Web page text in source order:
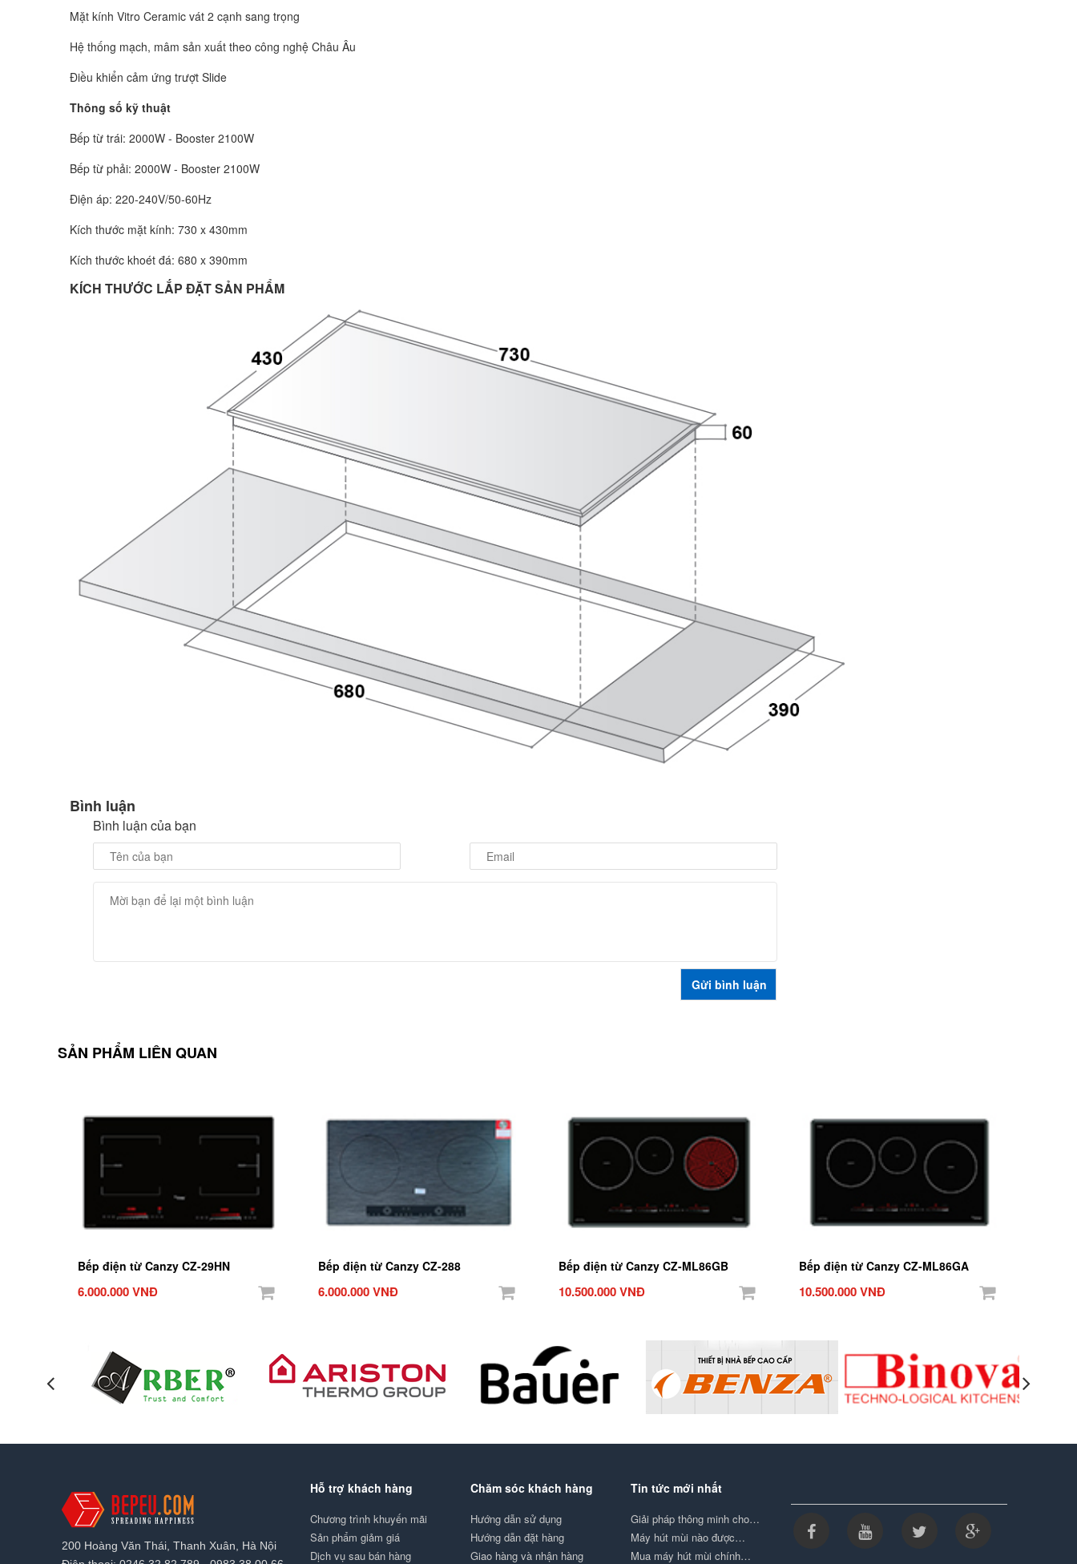
Mặt kính Vitro Ceramic vát 2 cạnh sang trọng
Hệ thống mạch, mâm sản xuất theo công nghệ Châu Âu
Điều khiển cảm ứng trượt Slide
Thông số kỹ thuật
Bếp từ trái: 2000W - Booster 2100W
Bếp từ phải: 2000W - Booster 2100W
Điện áp: 220-240V/50-60Hz
Kích thước mặt kính: 730 x 430mm
Kích thước khoét đá: 680 x 390mm
KÍCH THƯỚC LẮP ĐẶT SẢN PHẨM
Bình luận
Bình luận của bạn
SẢN PHẨM LIÊN QUAN
Bếp điện từ Canzy CZ-29HN
6.000.000 VNĐ
Bếp điện từ Canzy CZ-288
6.000.000 VNĐ
Bếp điện từ Canzy CZ-ML86GB
10.500.000 VNĐ
Bếp điện từ Canzy CZ-ML86GA
10.500.000 VNĐ
200 Hoàng Văn Thái, Thanh Xuân, Hà Nội
Hỗ trợ khách hàng
Chương trình khuyến mãi
Sản phẩm giảm giá
Dịch vụ sau bán hàng
Chăm sóc khách hàng
Hướng dẫn sử dụng
Hướng dẫn đặt hàng
Giao hàng và nhận hàng
Tin tức mới nhất
Giải pháp thông minh cho…
Máy hút mùi nào được…
Mua máy hút mùi chính…